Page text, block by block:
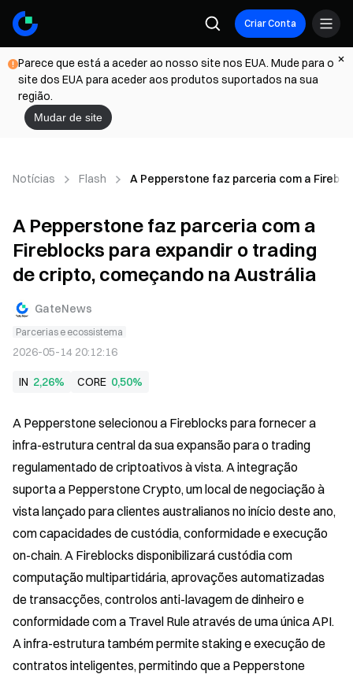
Criar Conta
Parece que está a aceder ao nosso site nos EUA. Mude para o
site dos EUA para aceder aos produtos suportados na sua
região.
Mudar de site
Notícias Flash A Pepperstone faz parceria com a
A Pepperstone faz parceria com a
Fireblocks para expandir o trading
de cripto, começando na Austrália
GateNews
Parcerias e ecossistema
2026-05-14 20:12:16
IN 2,26% CORE 0,50%
A Pepperstone selecionou a Fireblocks para fornecer a
infra-estrutura central da sua expansão para o trading
regulamentado de criptoativos à vista. A integração
suporta a Pepperstone Crypto, um local de negociação à
vista lançado para clientes australianos no início deste ano,
com capacidades de custódia, conformidade e execução
on-chain. A Fireblocks disponibilizará custódia com
computação multipartidária, aprovações automatizadas
de transacções, controlos anti-lavagem de dinheiro e
conformidade com a Travel Rule através de uma única API.
A infra-estrutura também permite staking e execução de
contratos inteligentes, permitindo que a Pepperstone